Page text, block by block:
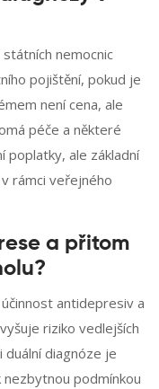
nemocnic
pojištění, pokud je
není cena, ale
péče a některé
poplatky, ale základní
rámci veřejného
a přitom
antidepresiv a
riziko vedlejších
diagnóze je
podmínkou